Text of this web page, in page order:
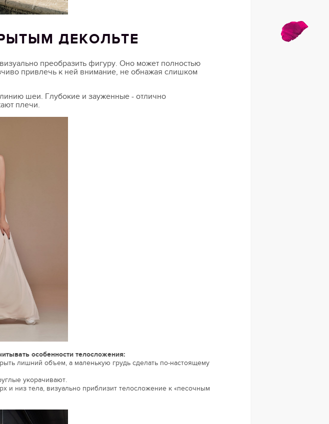
ДЕКОЛЬТЕ
преобразить фигуру. Оно может полностью
привлечь к ней внимание, не обнажая слишком
шеи. Глубокие и зауженные - отлично
плечи.
особенности телосложения:
лишний объем, а маленькую грудь сделать по-настоящему
укорачивают.
и низ тела, визуально приблизит телосложение к «песочным